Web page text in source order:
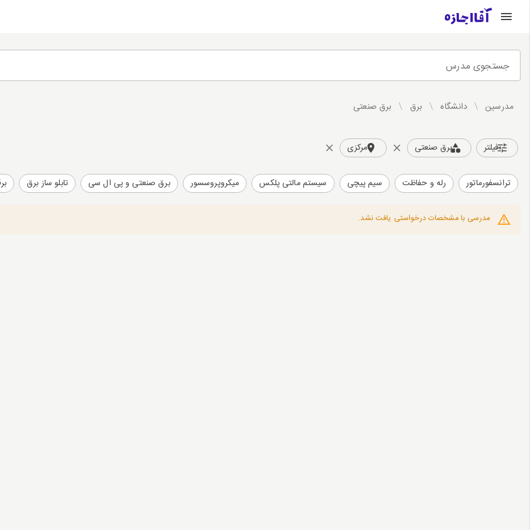
جستجوی مدرس
مدرسین / دانشگاه / برق / برق صنعتی
فیلتر برق صنعتی مرکزی
ترانسفورماتور رله و حفاظت سیم پیچی سیستم مالتی پلکس میکروپروسسور برق صنعتی و پی ال سی تابلو ساز برق
مدرسی با مشخصات درخواستی یافت نشد.